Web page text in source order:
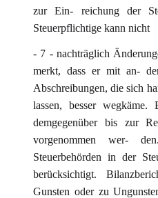
zur Ein- reichung der
Steuerpflichtige kann nicht
- 7 - nachträglich
merkt, dass er mit an-
Abschreibungen, die sich
lassen, besser wegkäme.
demgegenüber bis zur
vorgenommen wer-
Steuerbehörden in der
berücksichtigt.
Gunsten oder zu